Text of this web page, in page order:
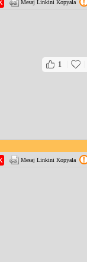
Mesaj Linkini Kopyala
1
Mesaj Linkini Kopyala